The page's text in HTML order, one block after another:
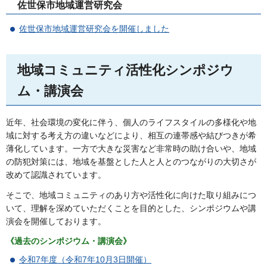
佐世保市地域運営研究会
佐世保市地域運営研究会を開催しました
地域コミュニティ活性化シンポジウ
ム・講演会
近年、社会環境の変化に伴う、個人のライフスタイルの多様化や地
域に対する考え方の違いなどにより、相互の連帯感や結びつきが希
薄化しています。一方で大きな災害など非常時の助け合いや、地域
の防犯対策には、地域を基盤とした人と人とのつながりの大切さが
改めて認識されています。
そこで、地域コミュニティのあり方や活性化に向けた取り組みにつ
いて、理解を深めていただくことを目的とした、シンポジウムや講
演会を開催しております。
《過去のシンポジウム・講演会》
令和7年度（令和7年10月3日開催）